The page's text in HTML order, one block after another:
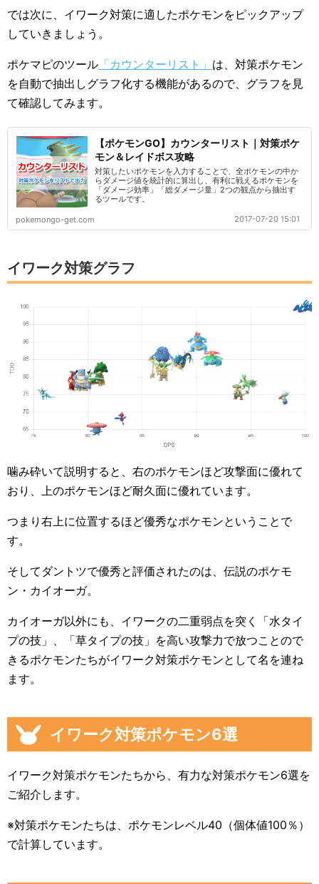
では次に、イワーク対策に適したポケモンをピックアップ
していきましょう。
ポケマピのツール 「カウンターリスト」 は、対策ポケモン
を自動で抽出しグラフ化する機能があるので、グラフを見
て確認してみます。
【ポケモンGO】カウンターリスト｜対策ポケ
モン＆レイドボス攻略
対策したいポケモンを入力することで、全ポケモンの中か
らダメージ値を統計的に算出し、有利に戦えるポケモンを
「ダメージ効率」「総ダメージ量」2つの観点から抽出す
るツールです。
pokemongo-get.com 2017-07-20 15:01
イワーク対策グラフ
噛み砕いて説明すると、右のポケモンほど攻撃面に優れて
おり、上のポケモンほど耐久面に優れています。
つまり右上に位置するほど優秀なポケモンということで
す。
そしてダントツで優秀と評価されたのは、伝説のポケモ
ン・カイオーガ。
カイオーガ以外にも、イワークの二重弱点を突く「水タイ
プの技」、「草タイプの技」を高い攻撃力で放つことので
きるポケモンたちがイワーク対策ポケモンとして名を連ね
ます。
イワーク対策ポケモン6選
イワーク対策ポケモンたちから、有力な対策ポケモン6選を
ご紹介します。
※対策ポケモンたちは、ポケモンレベル40（個体値100％）
で計算しています。